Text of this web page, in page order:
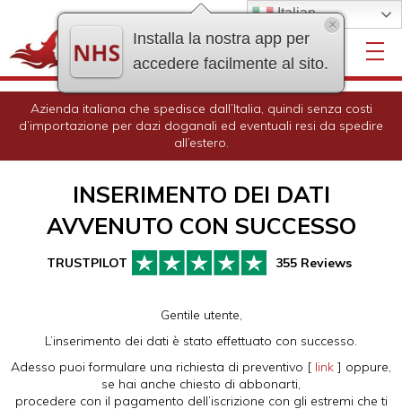
Italian
Azienda italiana che spedisce dall’Italia, quindi senza costi
d’importazione per dazi doganali ed eventuali resi da spedire
all’estero.
INSERIMENTO DEI DATI
AVVENUTO CON SUCCESSO
355 Reviews
Gentile utente,
L’inserimento dei dati è stato effettuato con successo.
Adesso puoi formulare una richiesta di preventivo [ link ] oppure,
se hai anche chiesto di abbonarti,
procedere con il pagamento dell’iscrizione con gli estremi che ti
Installa la nostra app per
accedere facilmente al sito.
×